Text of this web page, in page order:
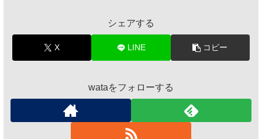
シェアする
X LINE コピー
wataをフォローする